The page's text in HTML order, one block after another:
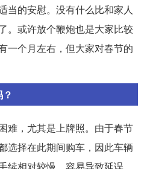
当的安慰。没有什么比和家人
。或许放个鞭炮也是大家比较
一个月左右，但大家对春节的
难，尤其是上牌照。由于春节
选择在此期间购车，因此车辆